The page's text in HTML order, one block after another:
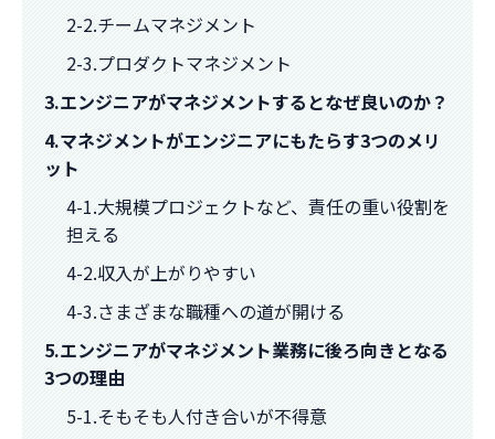
2-2.チームマネジメント
2-3.プロダクトマネジメント
3.エンジニアがマネジメントするとなぜ良いのか？
4.マネジメントがエンジニアにもたらす3つのメリ
ット
4-1.大規模プロジェクトなど、責任の重い役割を
担える
4-2.収入が上がりやすい
4-3.さまざまな職種への道が開ける
5.エンジニアがマネジメント業務に後ろ向きとなる
3つの理由
5-1.そもそも人付き合いが不得意